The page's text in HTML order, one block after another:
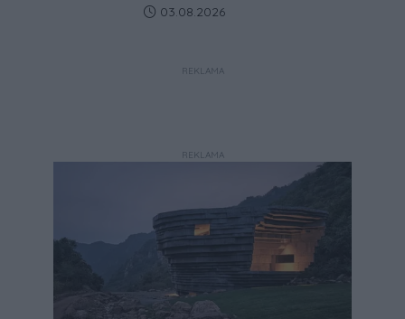
Projekt zaostrza też zasady
Data dodania artykułu:
03.08.2026
REKLAMA
REKLAMA